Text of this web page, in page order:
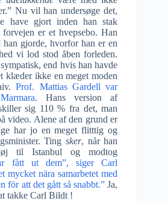
Nu vil han undersøge det,
have gjort inden han stak
er et hvepsebo. Han
han gjorde, hvorfor han er en
vi lod stod åben forleden.
end hvis han havde
klæder ikke en meget moden
Prof. Mattias Gardell var
. Hans version af
sig 110 % fra det, man
video. Alene af den grund er
har jo en meget flitttig og
Ting sker, når han
til Istanbul og modtog
fått ut dem”, siger Carl
mycket nära samarbetet med
för att det gått så snabbt.” Ja,
takke Carl Bildt !